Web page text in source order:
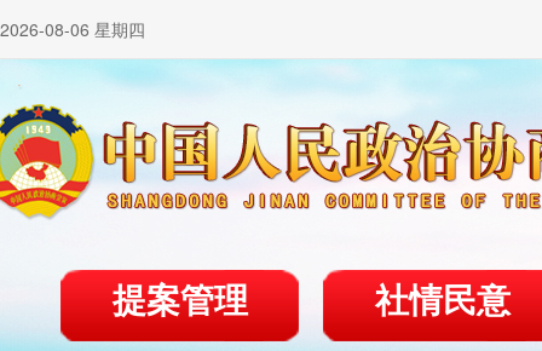
2026-08-06 星期四
提案管理 社情民意